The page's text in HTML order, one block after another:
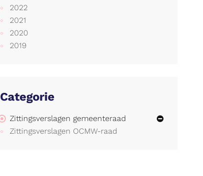
2022
2021
2020
2019
Categorie
Zittingsverslagen gemeenteraad
Zittingsverslagen OCMW-raad